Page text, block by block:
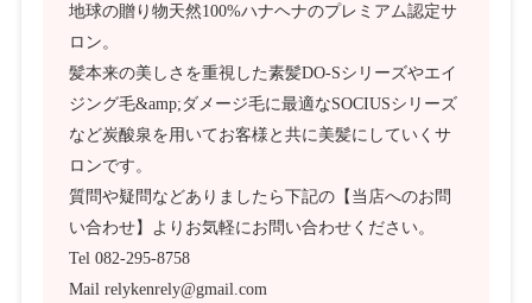
地球の贈り物天然100%ハナヘナのプレミアム認定サ
ロン。
髪本来の美しさを重視した素髪DO-Sシリーズやエイ
ジング毛&amp;ダメージ毛に最適なSOCIUSシリーズ
など炭酸泉を用いてお客様と共に美髪にしていくサ
ロンです。
質問や疑問などありましたら下記の【当店へのお問
い合わせ】よりお気軽にお問い合わせください。
Tel 082-295-8758
Mail relykenrely@gmail.com